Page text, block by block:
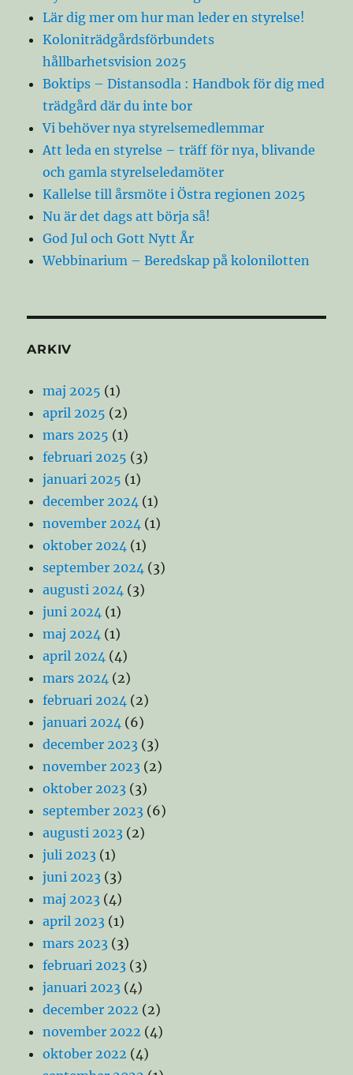
Lär dig mer om hur man leder en styrelse!
Koloniträdgårdsförbundets
hållbarhetsvision 2025
Boktips – Distansodla : Handbok för dig med
trädgård där du inte bor
Vi behöver nya styrelsemedlemmar
Att leda en styrelse – träff för nya, blivande
och gamla styrelseledamöter
Kallelse till årsmöte i Östra regionen 2025
Nu är det dags att börja så!
God Jul och Gott Nytt År
Webbinarium – Beredskap på kolonilotten
ARKIV
maj 2025 (1)
april 2025 (2)
mars 2025 (1)
februari 2025 (3)
januari 2025 (1)
december 2024 (1)
november 2024 (1)
oktober 2024 (1)
september 2024 (3)
augusti 2024 (3)
juni 2024 (1)
maj 2024 (1)
april 2024 (4)
mars 2024 (2)
februari 2024 (2)
januari 2024 (6)
december 2023 (3)
november 2023 (2)
oktober 2023 (3)
september 2023 (6)
augusti 2023 (2)
juli 2023 (1)
juni 2023 (3)
maj 2023 (4)
april 2023 (1)
mars 2023 (3)
februari 2023 (3)
januari 2023 (4)
december 2022 (2)
november 2022 (4)
oktober 2022 (4)